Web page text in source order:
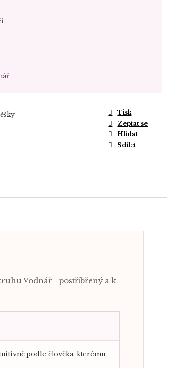
Tisk
Zeptat se
Hlídat
Sdílet
Vodnář - postříbřený a k
podle člověka, kterému